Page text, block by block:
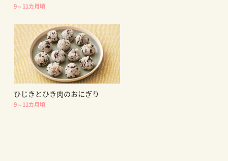
9～11カ月頃
ひじきとひき肉のおにぎり
9～11カ月頃